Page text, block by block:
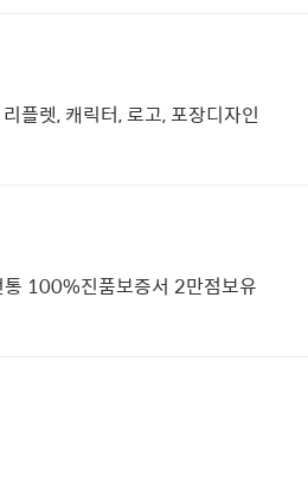
플렛, 캐릭터, 로고, 포장디자인
100%진품보증서 2만점보유